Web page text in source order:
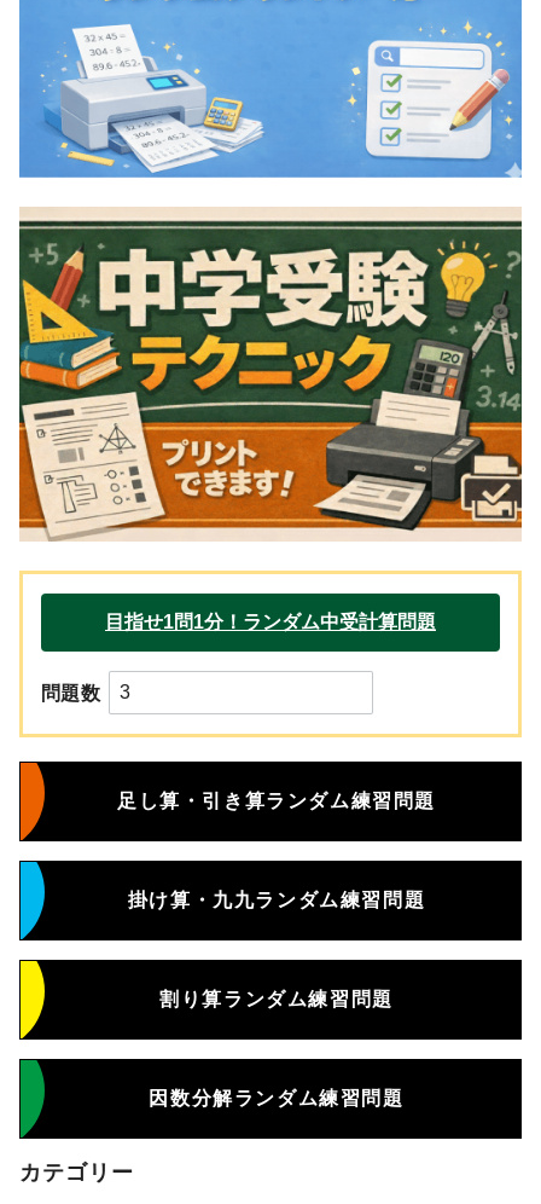
問題数
足し算・引き算ランダム練習問題
掛け算・九九ランダム練習問題
割り算ランダム練習問題
因数分解ランダム練習問題
カテゴリー